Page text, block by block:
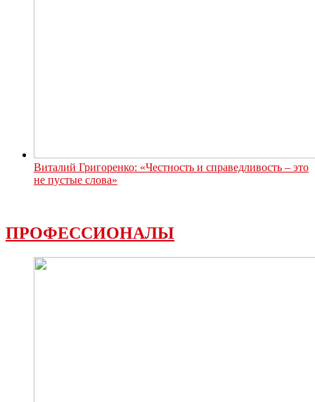
Виталий Григоренко: «Честность и справедливость – это
не пустые слова»
ПРОФЕССИОНАЛЫ